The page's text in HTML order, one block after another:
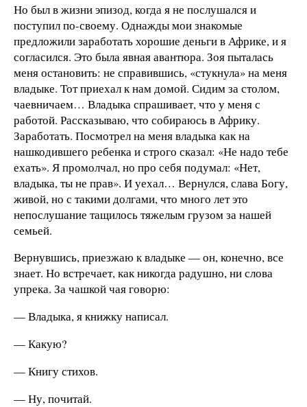
Но был в жизни эпизод, когда я не послушался и
поступил по-своему. Однажды мои знакомые
предложили заработать хорошие деньги в Африке, и я
согласился. Это была явная авантюра. Зоя пыталась
меня остановить: не справившись, «стукнула» на меня
владыке. Тот приехал к нам домой. Сидим за столом,
чаевничаем… Владыка спрашивает, что у меня с
работой. Рассказываю, что собираюсь в Африку.
Заработать. Посмотрел на меня владыка как на
нашкодившего ребенка и строго сказал: «Не надо тебе
ехать». Я промолчал, но про себя подумал: «Нет,
владыка, ты не прав». И уехал… Вернулся, слава Богу,
живой, но с такими долгами, что много лет это
непослушание тащилось тяжелым грузом за нашей
семьей.
Вернувшись, приезжаю к владыке — он, конечно, все
знает. Но встречает, как никогда радушно, ни слова
упрека. За чашкой чая говорю:
— Владыка, я книжку написал.
— Какую?
— Книгу стихов.
— Ну, почитай.